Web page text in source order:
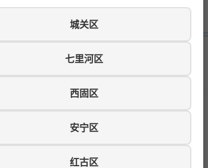
城关区
七里河区
西固区
安宁区
红古区
独特的制作工艺和清爽口感而闻名，是兰州
成面团，经过反复揉搓、拉伸，制成细长的
水分，拌入熟油，防止粘连。
煮在一起，最后勾上薄薄的芡汁制成。常
以加入肉末，增加香味。
辣椒油、芥末等调料，拌匀即可食用。凉面